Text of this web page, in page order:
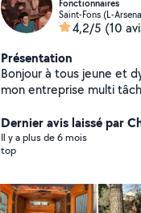
Fonctionnaires
Saint-Fons (L-
4,2/5 (10
Présentation
Bonjour à tous jeune et
mon entreprise multi
d'activité. mais pour cela
agenda avec des clients
refait et toujours dans la
Dernier avis laissé par
Il y a plus de 6 mois
top